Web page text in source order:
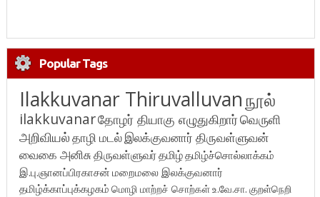
Popular Tags
Ilakkuvanar Thiruvalluvanநூல்
ilakkuvanarதோழர் தியாகு எழுதுகிறார்வெருளி
அறிவியல்தாழி மடல்இலக்குவனார் திருவள்ளுவன்
வைகை அனிசுதிருவள்ளுவர்தமிழ்தமிழ்ச்சொல்லாக்கம்
இ.பு.ஞானப்பிரகாசன் மறைமலை இலக்குவனார்
தமிழ்க்காப்புக்கழகம் மொழி மாற்றச் சொற்கள்உ.வே.சா. குறள்நெறி